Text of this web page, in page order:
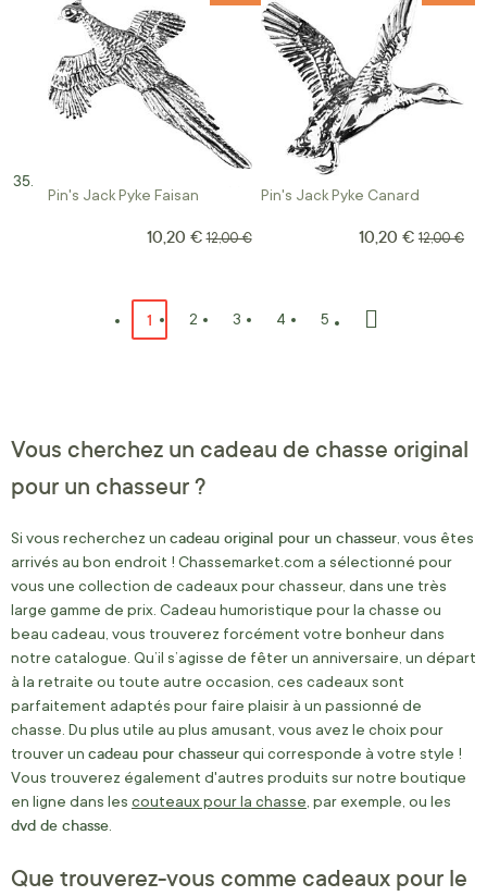
Pin's Jack Pyke Faisan
Prix Spécial
10,20 € Prix normal
12,00 €
Pin's Jack Pyke Canard
Prix Spécial
10,20 € Prix
12,00 €
Vous lisez actuellement la page
1 Page
2 Page
3 Page
4 Page
5
Vous cherchez un cadeau de chasse original
pour un chasseur ?
Si vous recherchez un cadeau original pour un chasseur , vous êtes
arrivés au bon endroit ! Chassemarket.com a sélectionné pour
vous une collection de cadeaux pour chasseur, dans une très
large gamme de prix. Cadeau humoristique pour la chasse ou
beau cadeau, vous trouverez forcément votre bonheur dans
notre catalogue. Qu’il s’agisse de fêter un anniversaire, un départ
à la retraite ou toute autre occasion, ces cadeaux sont
parfaitement adaptés pour faire plaisir à un passionné de
chasse. Du plus utile au plus amusant, vous avez le choix pour
trouver un cadeau pour chasseurqui corresponde à votre style !
Vous trouverez également d'autres produits sur notre boutique
en ligne dans les couteaux pour la chasse , par exemple, ou les
dvd de chasse
Que trouverez-vous comme cadeaux pour le